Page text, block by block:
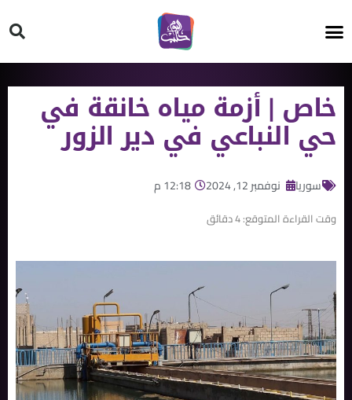
خاص | أزمة مياه خانقة في
حي النباعي في دير الزور
سوريا نوفمبر 12, 2024 12:18 م
وقت القراءة المتوقع:4دقائق